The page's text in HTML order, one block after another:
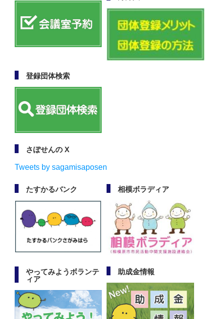
登録団体検索
さぽせんの X
Tweets by sagamisaposen
たすかるバンク 相模ボラディア
やってみようボランテ
ィア
助成金情報